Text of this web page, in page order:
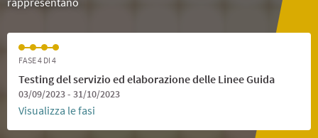
FASE 4 DI 4
Testing del servizio ed elaborazione delle Linee Guida
03/09/2023 - 31/10/2023
Visualizza le fasi